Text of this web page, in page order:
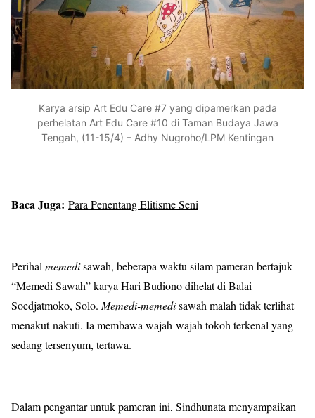
Karya arsip Art Edu Care #7 yang dipamerkan pada
perhelatan Art Edu Care #10 di Taman Budaya Jawa
Tengah, (11-15/4) – Adhy Nugroho/LPM Kentingan
Baca Juga: Para Penentang Elitisme Seni
Perihalmemedisawah, beberapa waktu silam pameran bertajuk
“Memedi Sawah” karya Hari Budiono dihelat di Balai
Soedjatmoko, Solo.Memedi-memedisawah malah tidak terlihat
menakut-nakuti. Ia membawa wajah-wajah tokoh terkenal yang
sedang tersenyum, tertawa.
Dalam pengantar untuk pameran ini, Sindhunata menyampaikan